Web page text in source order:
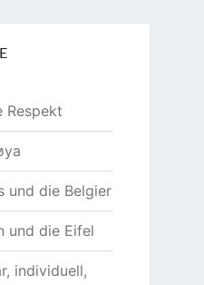
Respekt
und die Belgier
und die Eifel
individuell,